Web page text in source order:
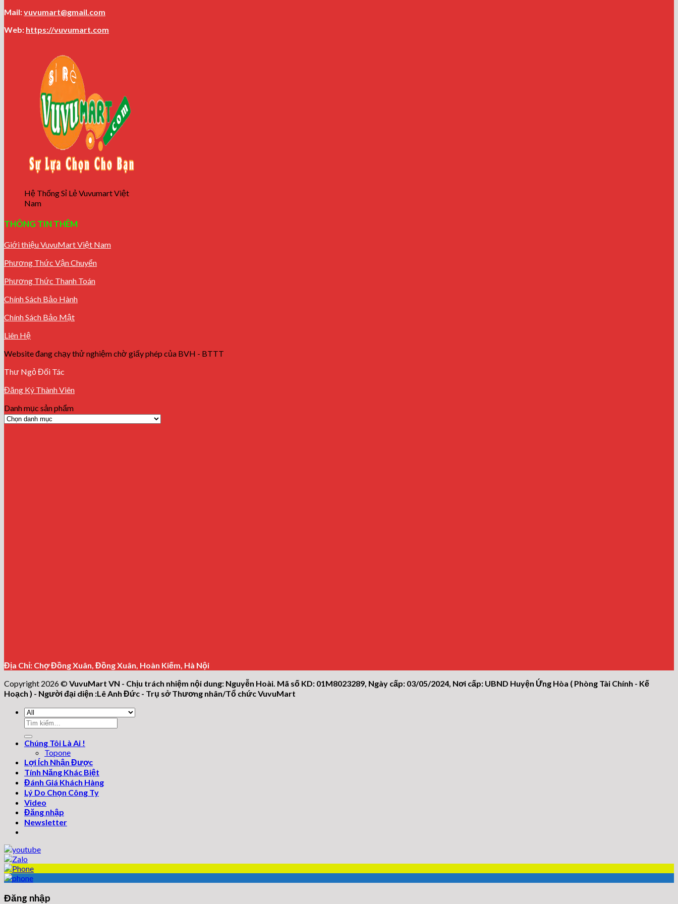
Mail:vuvumart@gmail.com
Web: https://vuvumart.com
Hệ Thống Sỉ Lẻ Vuvumart Việt
Nam
THÔNG TIN THÊM
Giới thiệu VuvuMart Việt Nam
Phương Thức Vận Chuyển
Phương Thức Thanh Toán
Chính Sách Bảo Hành
Chính Sách Bảo Mật
Liên Hệ
Website đang chạy thử nghiệm chờ giấy phép của BVH - BTTT
Thư Ngỏ Đối Tác
Đăng Ký Thành Viên
Danh mục sản phẩm
Địa Chỉ: Chợ Đồng Xuân, Đồng Xuân, Hoàn Kiếm, Hà Nội
Copyright 2026 © VuvuMart VN - Chịu trách nhiệm nội dung: Nguyễn Hoài. Mã số KD: 01M8023289, Ngày cấp: 03/05/2024, Nơi cấp: UBND Huyện Ứng Hòa ( Phòng Tài Chính - Kế
Hoạch ) - Người đại diện :Lê Anh Đức - Trụ sở Thương nhân/Tổ chức VuvuMart
Tìm
kiếm:
Chúng Tôi Là Ai !
Topone
Lợi Ích Nhận Được
Tính Năng Khác Biệt
Đánh Giá Khách Hàng
Lý Do Chọn Công Ty
Video
Đăng nhập
Newsletter
Đăng nhập